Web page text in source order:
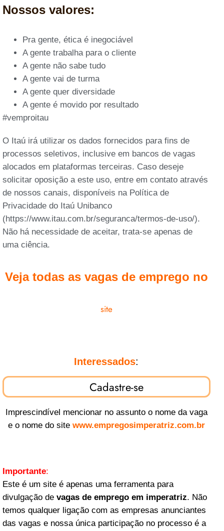
Nossos valores:
Pra gente, ética é inegociável
A gente trabalha para o cliente
A gente não sabe tudo
A gente vai de turma
A gente quer diversidade
A gente é movido por resultado
#vemproitau
O Itaú irá utilizar os dados fornecidos para fins de
processos seletivos, inclusive em bancos de vagas
alocados em plataformas terceiras. Caso deseje
solicitar oposição a este uso, entre em contato através
de nossos canais, disponíveis na Política de
Privacidade do Itaú Unibanco
(https://www.itau.com.br/seguranca/termos-de-uso/).
Não há necessidade de aceitar, trata-se apenas de
uma ciência.
Veja todas as vagas de emprego no
site
Interessados:
Cadastre-se
Imprescindível mencionar no assunto o nome da vaga
e o nome do site www.empregosimperatriz.com.br
Importante:
Este é um site é apenas uma ferramenta para
divulgação de vagas de emprego em imperatriz. Não
temos qualquer ligação com as empresas anunciantes
das vagas e nossa única participação no processo é a